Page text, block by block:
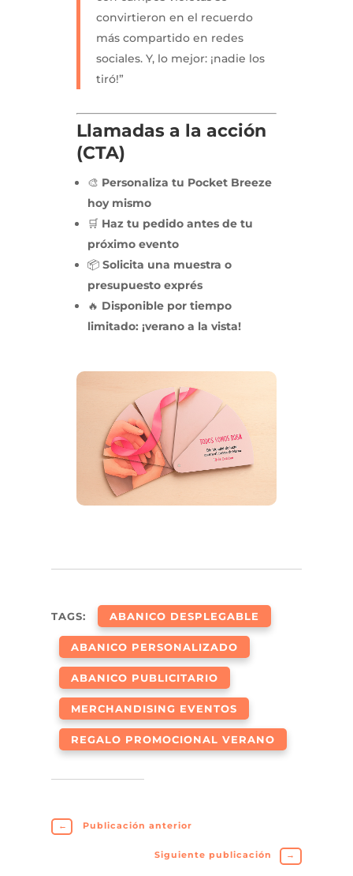
convirtieron en el recuerdo
más compartido en redes
sociales. Y, lo mejor: ¡nadie los
tiró!”
Llamadas a la acción
(CTA)
🎨 Personaliza tu Pocket Breeze
hoy mismo
🛒 Haz tu pedido antes de tu
próximo evento
📦 Solicita una muestra o
presupuesto exprés
🔥 Disponible por tiempo
limitado: ¡verano a la vista!
TAGS: ABANICO DESPLEGABLE
ABANICO PERSONALIZADO
ABANICO PUBLICITARIO
MERCHANDISING EVENTOS
REGALO PROMOCIONAL VERANO
← Publicación anterior
Siguiente publicación →